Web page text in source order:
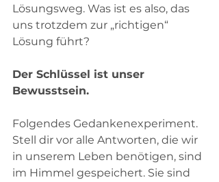
Lösungsweg. Was ist es also, das
uns trotzdem zur „richtigen“
Lösung führt?
Der Schlüssel ist unser
Bewusstsein.
Folgendes Gedankenexperiment.
Stell dir vor alle Antworten, die wir
in unserem Leben benötigen, sind
im Himmel gespeichert. Sie sind